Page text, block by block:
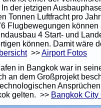
der jetzigen
Tonnen Luftfracht pro
Flugbewegungen
4 Start- und
können. Damit
>>Airport Fotos
in Bangkok war in
an dem Großprojekt
gelten. >> Bangkok City